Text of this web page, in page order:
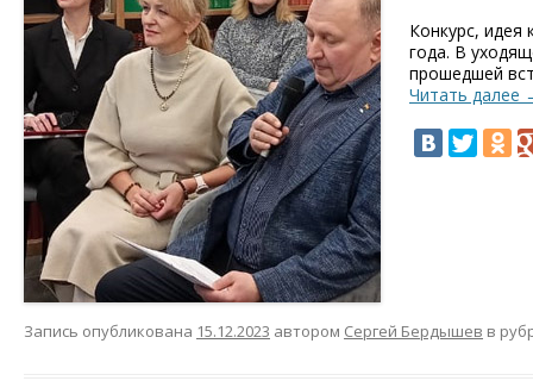
Конкурс, идея
года. В
прошедшей
Читать далее
Запись опубликована 15.12.2023 автором Сергей Бердышев в